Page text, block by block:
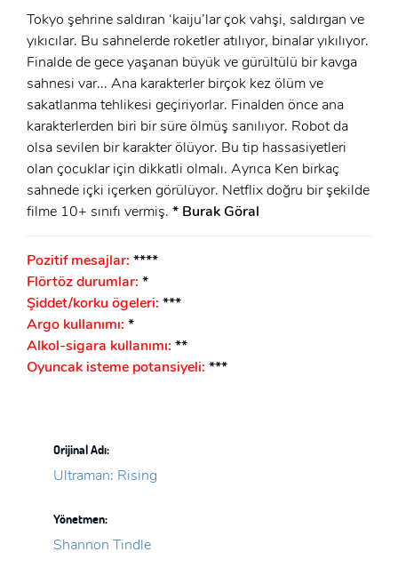
Tokyo şehrine saldıran ‘kaiju’lar çok vahşi, saldırgan ve
yıkıcılar. Bu sahnelerde roketler atılıyor, binalar yıkılıyor.
Finalde de gece yaşanan büyük ve gürültülü bir kavga
sahnesi var... Ana karakterler birçok kez ölüm ve
sakatlanma tehlikesi geçiriyorlar. Finalden önce ana
karakterlerden biri bir süre ölmüş sanılıyor. Robot da
olsa sevilen bir karakter ölüyor. Bu tip hassasiyetleri
olan çocuklar için dikkatli olmalı. Ayrıca Ken birkaç
sahnede içki içerken görülüyor. Netflix doğru bir şekilde
filme 10+ sınıfı vermiş. * Burak Göral
Pozitif mesajlar: ****
Flörtöz durumlar: *
Şiddet/korku ögeleri: ***
Argo kullanımı: *
Alkol-sigara kullanımı: **
Oyuncak isteme potansiyeli: ***
Orijinal Adı:
Ultraman: Rising
Yönetmen:
Shannon Tindle